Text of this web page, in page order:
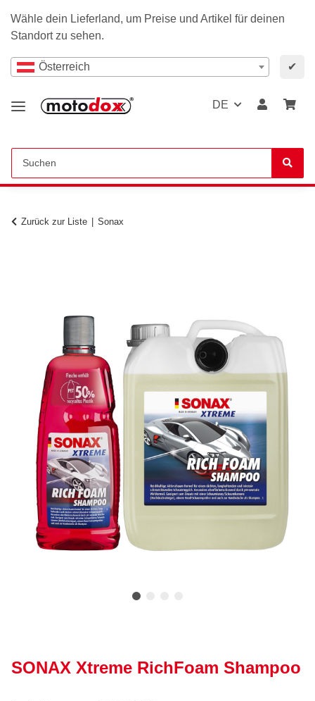
Wähle dein Lieferland, um Preise und Artikel für deinen
Standort zu sehen.
Österreich ✔
DE
Zurück zur Liste Sonax
SONAX Xtreme RichFoam Shampoo